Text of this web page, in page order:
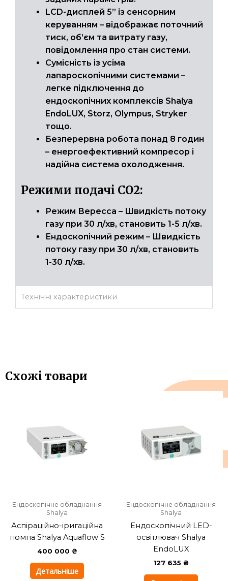
LCD-дисплей 5” із сенсорним
керуванням – відображає поточний
тиск, об’єм та витрату газу,
повідомлення про стан системи.
Сумісність із усіма
лапароскопічними системами –
легке підключення до
ендоскопічних комплексів Shalya
EndoLUX, Storz, Olympus, Stryker
тощо.
Безперервна робота понад 8 годин
– енергоефективний компресор і
надійна система охолодження.
Режими подачі СО2:
Режим Вересса – Швидкість потоку
газу при 30 л/хв, становить 1-5 л/хв.
Ендоскопічний режим – Швидкість
потоку газу при 30 л/хв, становить
1-30 л/хв.
Технічні характеристики
Схожі товари
Ендоскопічне обладнання
Shalya
Аспіраційно-іригаційна
помпа Shalya Aquaflow S
400 000 ₴
Детальніше
Ендоскопічне обладнання
Shalya
Ендоскопічний LED-
освітлювач Shalya
EndoLUX
127 635 ₴